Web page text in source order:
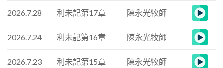
2026.7.28 利未記第17章 陳永光牧師
2026.7.24 利未記第16章 陳永光牧師
2026.7.23 利未記第15章 陳永光牧師